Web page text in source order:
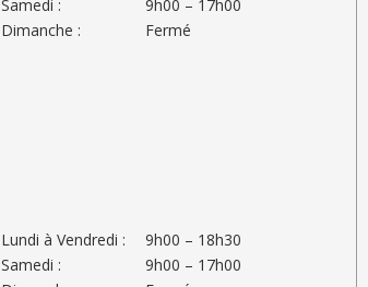
Samedi :
Dimanche :
9h00 – 17h00
Fermé
Lundi à Vendredi :
Samedi :
9h00 – 18h30
9h00 – 17h00